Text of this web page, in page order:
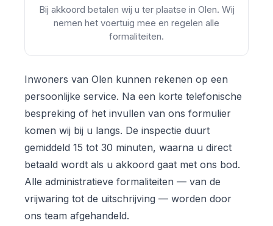
Bij akkoord betalen wij u ter plaatse in Olen. Wij
nemen het voertuig mee en regelen alle
formaliteiten.
Inwoners van Olen kunnen rekenen op een
persoonlijke service. Na een korte telefonische
bespreking of het invullen van ons formulier
komen wij bij u langs. De inspectie duurt
gemiddeld 15 tot 30 minuten, waarna u direct
betaald wordt als u akkoord gaat met ons bod.
Alle administratieve formaliteiten — van de
vrijwaring tot de uitschrijving — worden door
ons team afgehandeld.